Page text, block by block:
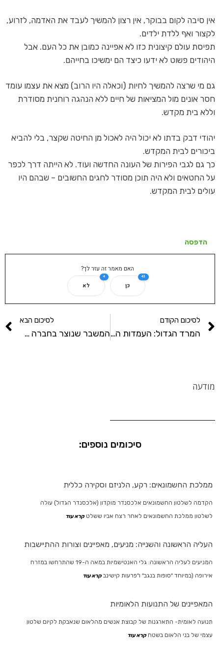
אין סיבה לקום בבוקר, אין רצון להמשיך לעבד את האדמה, לזרוע,
לקצור ואף ללדת ילדים.
תפיסת עולם קיצונית כזו לא אפיינה כמובן את כל העם. אבל
היהודים פשוט לא ידעו כיצד הם ימשיכו בחייהם.
גם מי שרצה להמשיך לחיות (וכאלה היו הרוב) מצא את עצמו עומד
חסר אונים מול המציאות של חיים ללא הנהגה רוחנית מסודרת
וללא בית מקדש.
יהודי דבק בדתו לא יכול היה לאכול מן החיטה שקצר, בלי להביא
ביכורים לבית המקדש.
כך גם לגבי הפירות של העונה החדשה ועוד. לא הייתה דרך לכפר
על החטאים ולא היה תוכן מסודר לחגים החשובים – שבהם היו
עולים לבית המקדש.
הדפסה
האם מאמר זה עזר לך?
כן
43
לא
4
לסיכום הקודם
המרד הגדול: העמדות השונות בוויכוח על היציאה למלחמה ברומאים ונימוקים בעד ונגד המרד
לסיכום הבא
המשבר שנוצר בחברה היהודית עקב חורבן בית המקדש והסכנות שנשקפו לחברה היהודית כתוצאה מהמשבר
מודעה
סיכומים נוספים:
ממלכת החשמונאים: רקע, הלניזם וסקירה כללית
הקדמה לשלטון החשמונאים אלכסנדר מוקדון (אלכסנדר הגדול) עולה
לשלטון ממלכת החשמונאים לאחר רצח אביו ששלטקרא עוד
העליה הראשונה והשנייה: מניעים, מאפיינים וצורות ההתיישבות
המניעים לעליה הראשונה: גלי האנטישמיות במאה ה-19 שהתרחשו במזרח
אירופה (במיוחד "סופות בנגב" ו"פרעות קישינבקרא עוד
המאפיינים של התנועות הלאומיות
תנועה לאומית- התארגנות של קבוצת אנשים מהלאום שנאבקת לקיום שלטון
עצמי של בני הלאום בשטחקרא עוד